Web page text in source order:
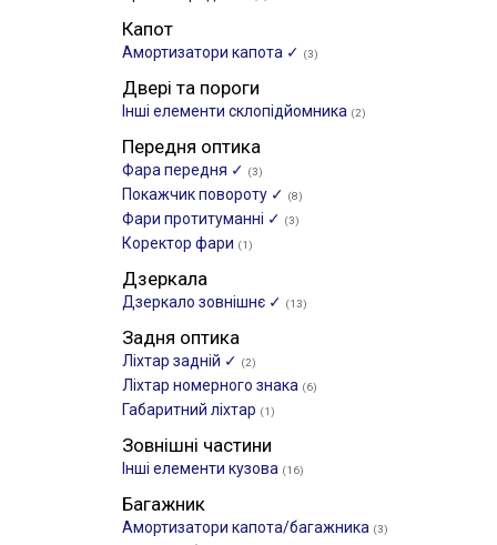
Капот
Амортизатори капота ✓ (3)
Двері та пороги
Інші елементи склопідйомника (2)
Передня оптика
Фара передня ✓ (3)
Покажчик повороту ✓ (8)
Фари протитуманні ✓ (3)
Коректор фари (1)
Дзеркала
Дзеркало зовнішнє ✓ (13)
Задня оптика
Ліхтар задній ✓ (2)
Ліхтар номерного знака (6)
Габаритний ліхтар (1)
Зовнішні частини
Інші елементи кузова (16)
Багажник
Амортизатори капота/багажника (3)